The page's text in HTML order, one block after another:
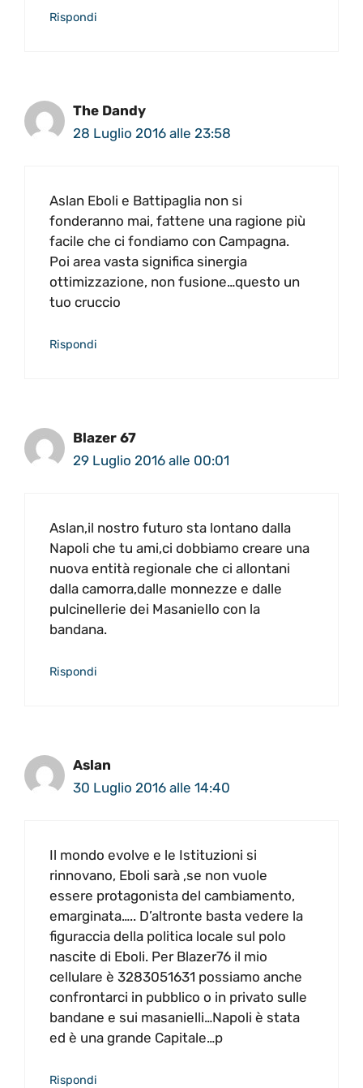
Rispondi
The Dandy
28 Luglio 2016 alle 23:58
Aslan Eboli e Battipaglia non si
fonderanno mai, fattene una ragione più
facile che ci fondiamo con Campagna.
Poi area vasta significa sinergia
ottimizzazione, non fusione…questo un
tuo cruccio
Rispondi
Blazer 67
29 Luglio 2016 alle 00:01
Aslan,il nostro futuro sta lontano dalla
Napoli che tu ami,ci dobbiamo creare una
nuova entità regionale che ci allontani
dalla camorra,dalle monnezze e dalle
pulcinellerie dei Masaniello con la
bandana.
Rispondi
Aslan
30 Luglio 2016 alle 14:40
Il mondo evolve e le Istituzioni si
rinnovano, Eboli sarà ,se non vuole
essere protagonista del cambiamento,
emarginata….. D’altronte basta vedere la
figuraccia della politica locale sul polo
nascite di Eboli. Per Blazer76 il mio
cellulare è 3283051631 possiamo anche
confrontarci in pubblico o in privato sulle
bandane e sui masanielli…Napoli è stata
ed è una grande Capitale…p
Rispondi